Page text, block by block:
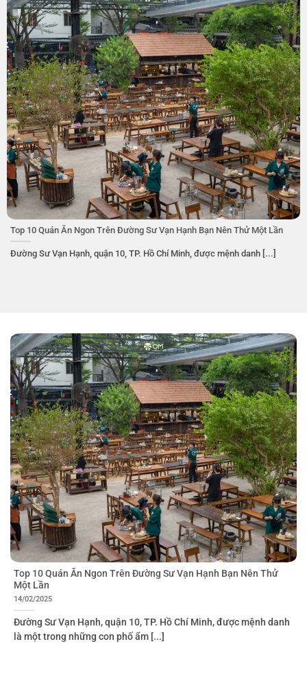
Top 10 Quán Ăn Ngon Trên Đường Sư Vạn Hạnh Bạn Nên Thử Một Lần
Đường Sư Vạn Hạnh, quận 10, TP. Hồ Chí Minh, được mệnh danh [...]
Top 10 Quán Ăn Ngon Trên Đường Sư Vạn Hạnh Bạn Nên Thử
Một Lần
14/02/2025
Đường Sư Vạn Hạnh, quận 10, TP. Hồ Chí Minh, được mệnh danh
là một trong những con phố ẩm [...]